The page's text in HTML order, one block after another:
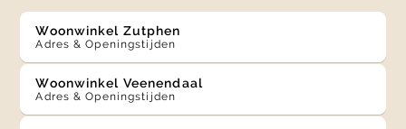
Woonwinkel Zutphen
Adres & Openingstijden
Woonwinkel Veenendaal
Adres & Openingstijden